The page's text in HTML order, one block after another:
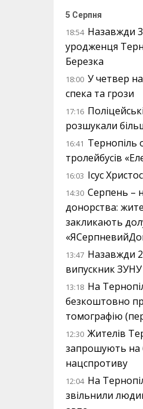
5 Серпня
18:54 Назавжди
уродженця
Березка
18:00 У четвер
спека та грози
17:16
розшукали
16:41 Тернопіль
тролейбусів
16:03 Ісус
14:30 Серпень –
донорства:
закликають
13:47 Назавжди
випускник
13:18 На
безкоштовно
томографію
12:30 Жителів
запрошують на
нацспротиву
12:04 На
звільнили